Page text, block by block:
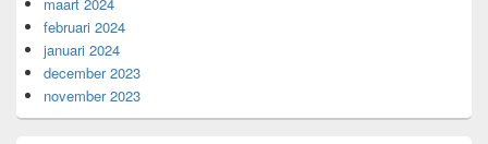
februari 2024
januari 2024
december 2023
november 2023